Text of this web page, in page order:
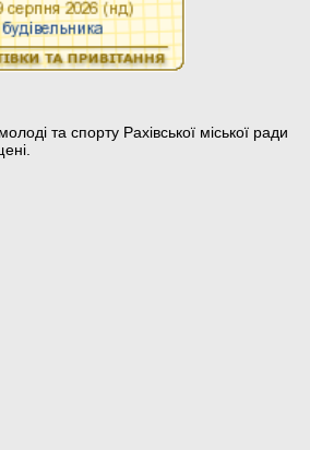
та спорту Рахівської міської ради